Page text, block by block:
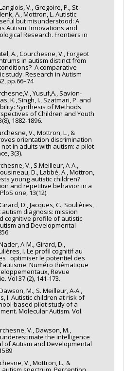
V., Gregoire, P., St-
A., Mottron, L. Autistic
but misunderstood: A
Autism: Innovations and
Research. Frontiers in
A., Courchesne, V., Forgeot
in autism distinct from
A comparative
study. Research in Autism
pp.66–74
Yusuf,A., Savion-
K., Singh, I., Szatmari, P. and
Synthesis of Methods
of Children and Youth
1882-1896.
V., Mottron, L., &
orientation discrimination
in adults with autism: a pilot
3(3).
V., S.Meilleur, A-A.,
D., Labbé, A., Mottron,
young autistic children?
and repetitive behavior in a
one, 13(12).
D., Jacques, C., Soulières,
diagnosis: mission
cognitive profile of autistic
and Developmental
A-M., Girard, D.,
I. Le profil cognitif au
: optimiser le potentiel des
Numéro thématique
Revue
Vol 37 (2), 141-173.
M., S. Meilleur, A-A.,
I. Autistic children at risk of
based pilot study of a
Molecular Autism. Vol.
V., Dawson, M.,
underestimate the intelligence
of Autism and Developmental
V., Mottron, L., &